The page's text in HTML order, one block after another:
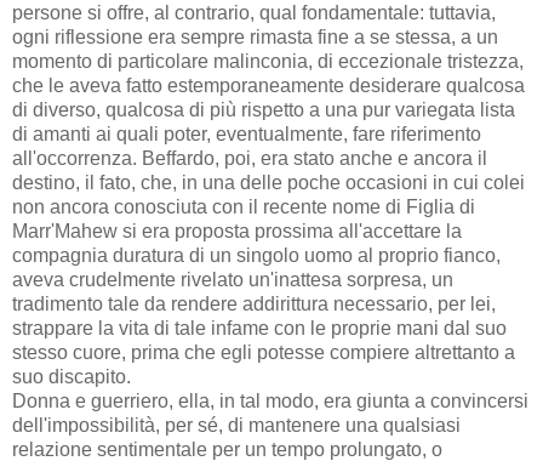
persone si offre, al contrario, qual fondamentale: tuttavia,
ogni riflessione era sempre rimasta fine a se stessa, a un
momento di particolare malinconia, di eccezionale tristezza,
che le aveva fatto estemporaneamente desiderare qualcosa
di diverso, qualcosa di più rispetto a una pur variegata lista
di amanti ai quali poter, eventualmente, fare riferimento
all'occorrenza. Beffardo, poi, era stato anche e ancora il
destino, il fato, che, in una delle poche occasioni in cui colei
non ancora conosciuta con il recente nome di Figlia di
Marr'Mahew si era proposta prossima all'accettare la
compagnia duratura di un singolo uomo al proprio fianco,
aveva crudelmente rivelato un'inattesa sorpresa, un
tradimento tale da rendere addirittura necessario, per lei,
strappare la vita di tale infame con le proprie mani dal suo
stesso cuore, prima che egli potesse compiere altrettanto a
suo discapito.
Donna e guerriero, ella, in tal modo, era giunta a convincersi
dell'impossibilità, per sé, di mantenere una qualsiasi
relazione sentimentale per un tempo prolungato, o